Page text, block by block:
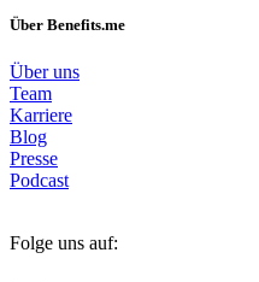
Über Benefits.me
Über uns
Team
Karriere
Blog
Presse
Podcast
Folge uns auf: